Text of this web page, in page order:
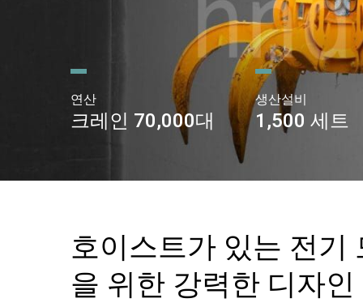
연산
크레인 70,000대
생산설비
1,500 세트
호이스트가 있는 전기
을 위한 강력한 디자인